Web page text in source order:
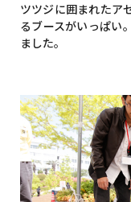
ツツジに囲まれたア
るブースがいっぱい
ました。